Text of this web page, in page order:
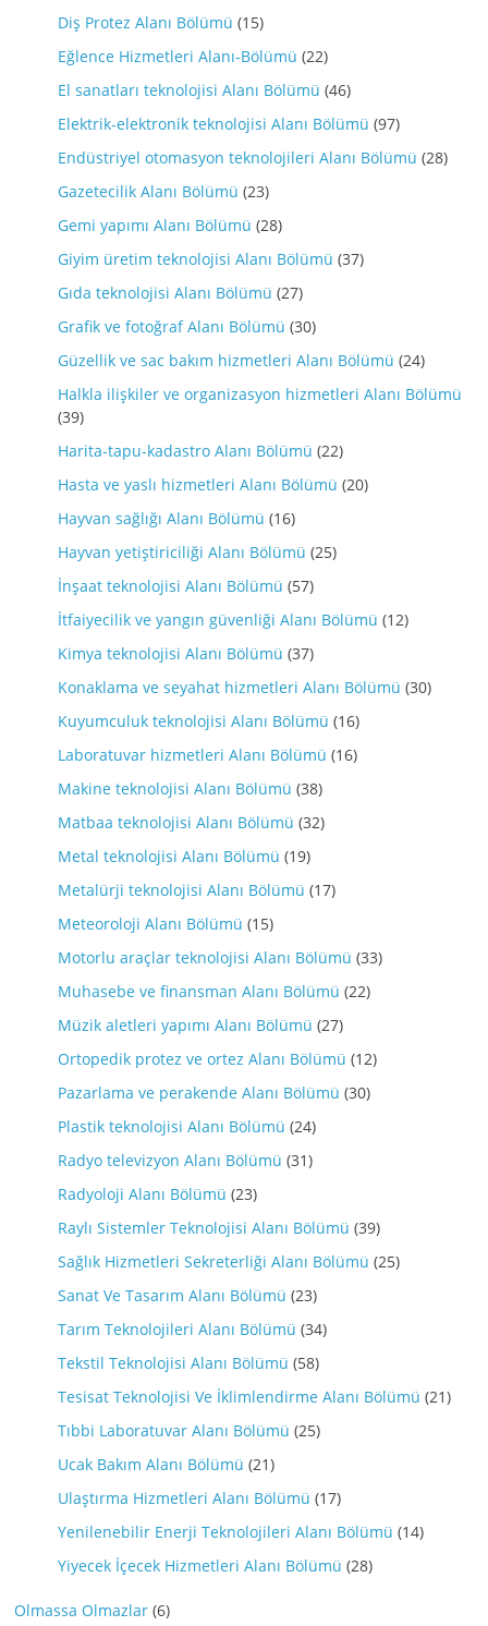
Diş Protez Alanı Bölümü (15)
Eğlence Hizmetleri Alanı-Bölümü (22)
El sanatları teknolojisi Alanı Bölümü (46)
Elektrik-elektronik teknolojisi Alanı Bölümü (97)
Endüstriyel otomasyon teknolojileri Alanı Bölümü (28)
Gazetecilik Alanı Bölümü (23)
Gemi yapımı Alanı Bölümü (28)
Giyim üretim teknolojisi Alanı Bölümü (37)
Gıda teknolojisi Alanı Bölümü (27)
Grafik ve fotoğraf Alanı Bölümü (30)
Güzellik ve sac bakım hizmetleri Alanı Bölümü (24)
Halkla ilişkiler ve organizasyon hizmetleri Alanı Bölümü
(39)
Harita-tapu-kadastro Alanı Bölümü (22)
Hasta ve yaslı hizmetleri Alanı Bölümü (20)
Hayvan sağlığı Alanı Bölümü (16)
Hayvan yetiştiriciliği Alanı Bölümü (25)
İnşaat teknolojisi Alanı Bölümü (57)
İtfaiyecilik ve yangın güvenliği Alanı Bölümü (12)
Kimya teknolojisi Alanı Bölümü (37)
Konaklama ve seyahat hizmetleri Alanı Bölümü (30)
Kuyumculuk teknolojisi Alanı Bölümü (16)
Laboratuvar hizmetleri Alanı Bölümü (16)
Makine teknolojisi Alanı Bölümü (38)
Matbaa teknolojisi Alanı Bölümü (32)
Metal teknolojisi Alanı Bölümü (19)
Metalürji teknolojisi Alanı Bölümü (17)
Meteoroloji Alanı Bölümü (15)
Motorlu araçlar teknolojisi Alanı Bölümü (33)
Muhasebe ve finansman Alanı Bölümü (22)
Müzik aletleri yapımı Alanı Bölümü (27)
Ortopedik protez ve ortez Alanı Bölümü (12)
Pazarlama ve perakende Alanı Bölümü (30)
Plastik teknolojisi Alanı Bölümü (24)
Radyo televizyon Alanı Bölümü (31)
Radyoloji Alanı Bölümü (23)
Raylı Sistemler Teknolojisi Alanı Bölümü (39)
Sağlık Hizmetleri Sekreterliği Alanı Bölümü (25)
Sanat Ve Tasarım Alanı Bölümü (23)
Tarım Teknolojileri Alanı Bölümü (34)
Tekstil Teknolojisi Alanı Bölümü (58)
Tesisat Teknolojisi Ve İklimlendirme Alanı Bölümü (21)
Tıbbi Laboratuvar Alanı Bölümü (25)
Ucak Bakım Alanı Bölümü (21)
Ulaştırma Hizmetleri Alanı Bölümü (17)
Yenilenebilir Enerji Teknolojileri Alanı Bölümü (14)
Yiyecek İçecek Hizmetleri Alanı Bölümü (28)
Olmassa Olmazlar (6)